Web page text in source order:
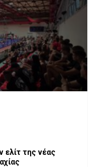
ελίτ της νέας